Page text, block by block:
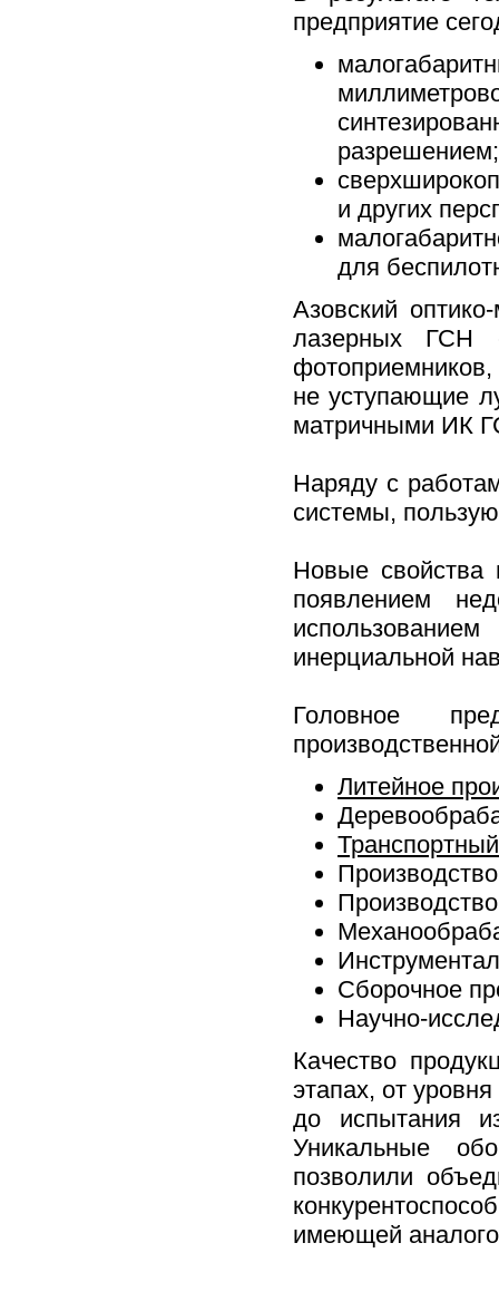
предприятие
разрешением;
и других
для
Азовский
лазерных ГСН
не уступающие
матричными ИК
Наряду с
системы,
Новые
появлением
инерциальной
Головное
Литейное
Сборочное
Научно-
Качество
этапах, от
до испытания
Уникальные
позволили
имеющей